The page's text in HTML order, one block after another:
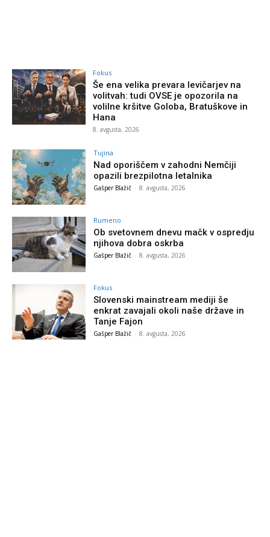
Fokus
Še ena velika prevara levičarjev na
volitvah: tudi OVSE je opozorila na
volilne kršitve Goloba, Bratuškove in
Hana
8. avgusta, 2026
Tujina
Nad oporiščem v zahodni Nemčiji
opazili brezpilotna letalnika
Gašper Blažič - 8. avgusta, 2026
Rumeno
Ob svetovnem dnevu mačk v ospredju
njihova dobra oskrba
Gašper Blažič - 8. avgusta, 2026
Fokus
Slovenski mainstream mediji še
enkrat zavajali okoli naše države in
Tanje Fajon
Gašper Blažič - 8. avgusta, 2026